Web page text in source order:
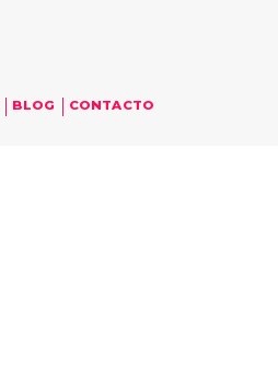
BLOG CONTACTO